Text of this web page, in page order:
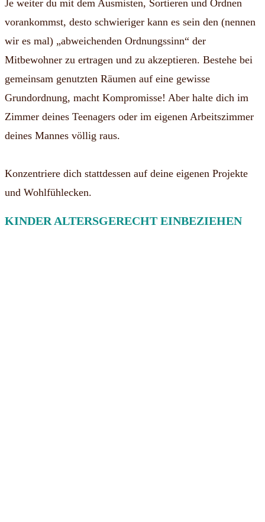
Je weiter du mit dem Ausmisten, Sortieren und Ordnen
vorankommst, desto schwieriger kann es sein den (nennen
wir es mal) „abweichenden Ordnungssinn“ der
Mitbewohner zu ertragen und zu akzeptieren. Bestehe bei
gemeinsam genutzten Räumen auf eine gewisse
Grundordnung, macht Kompromisse! Aber halte dich im
Zimmer deines Teenagers oder im eigenen Arbeitszimmer
deines Mannes völlig raus.
Konzentriere dich stattdessen auf deine eigenen Projekte
und Wohlfühlecken.
KINDER ALTERSGERECHT EINBEZIEHEN